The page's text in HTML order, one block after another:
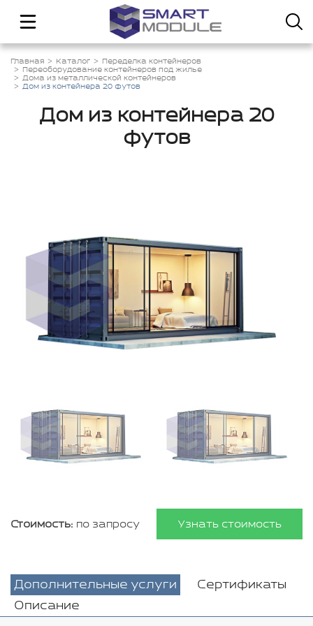
Главная Каталог
Переделка контейнеров
Переоборудование контейнеров под жилье
Дома из металлической контейнеров
Дом из контейнера 20 футов
Дом из контейнера 20
футов
Стоимость: по запросу Узнать стоимость
Дополнительные услуги
Сертификаты
Описание